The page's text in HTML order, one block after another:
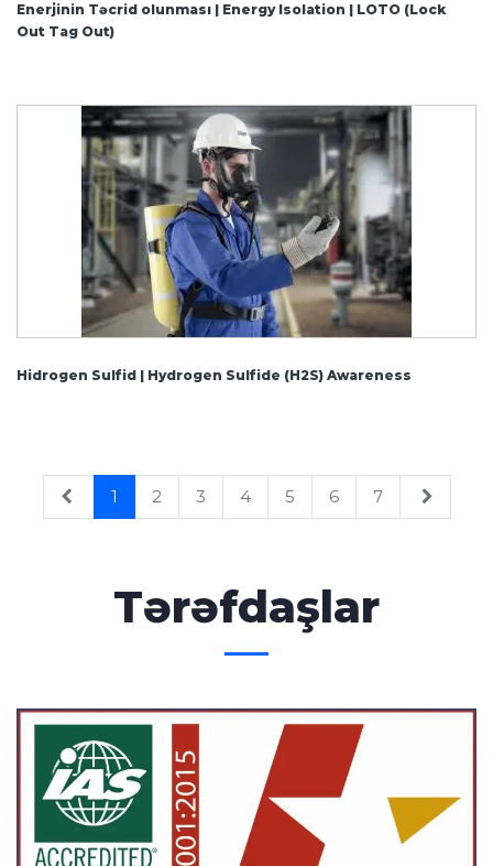
Enerjinin Təcrid olunması | Energy Isolation | LOTO (Lock
Out Tag Out)
Hidrogen Sulfid | Hydrogen Sulfide (H2S) Awareness
1 2 3 4 5 6 7
Tərəfdaşlar